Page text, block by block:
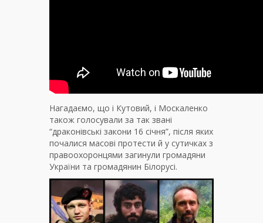
Нагадаємо, що і Кутовий, і Москаленко
також голосували за так звані
“драконівські закони 16 січня”, після яких
почалися масові протести й у сутичках з
правоохоронцями загинули громадяни
України та громадянин Білорусі.